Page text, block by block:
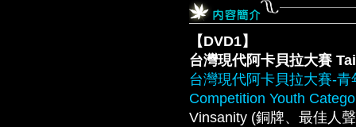
【DVD1】
台灣現代阿卡貝拉大賽
台灣現代阿卡貝拉大賽-
Competition Youth
Vinsanity (銅牌、最佳人